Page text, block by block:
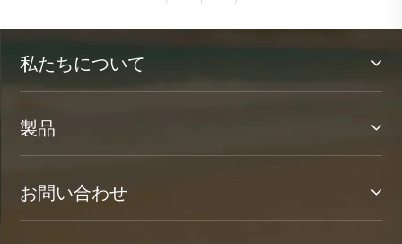
私たちについて
製品
お問い合わせ